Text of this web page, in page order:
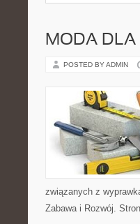
MODA
POSTED BY ADMIN
związanych z
Zabawa i Rozwój.